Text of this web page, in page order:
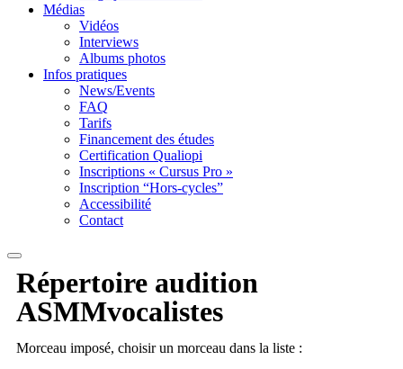
Médias
Vidéos
Interviews
Albums photos
Infos pratiques
News/Events
FAQ
Tarifs
Financement des études
Certification Qualiopi
Inscriptions « Cursus Pro »
Inscription “Hors-cycles”
Accessibilité
Contact
Répertoire audition
ASMMvocalistes
Morceau imposé, choisir un morceau dans la liste :